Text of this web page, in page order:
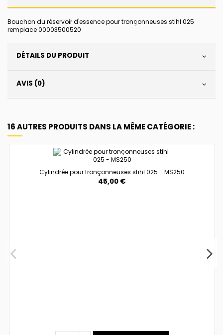
Bouchon du réservoir d'essence pour tronçonneuses stihl 025
remplace 00003500520
DÉTAILS DU PRODUIT
AVIS (0)
16 AUTRES PRODUITS DANS LA MÊME CATÉGORIE :
Cylindrée pour tronçonneuses stihl 025 - MS250
45,00 €